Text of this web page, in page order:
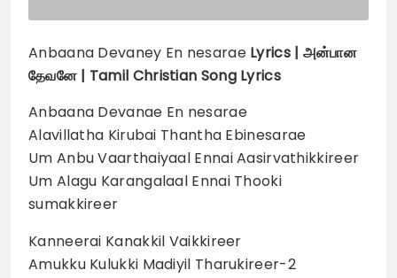
Anbaana Devaney En nesarae Lyrics | அன்பான
தேவனே | Tamil Christian Song Lyrics
Anbaana Devanae En nesarae
Alavillatha Kirubai Thantha Ebinesarae
Um Anbu Vaarthaiyaal Ennai Aasirvathikkireer
Um Alagu Karangalaal Ennai Thooki
sumakkireer
Kanneerai Kanakkil Vaikkireer
Amukku Kulukki Madiyil Tharukireer-2